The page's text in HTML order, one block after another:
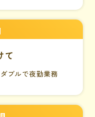
て
ブルで夜勤業務